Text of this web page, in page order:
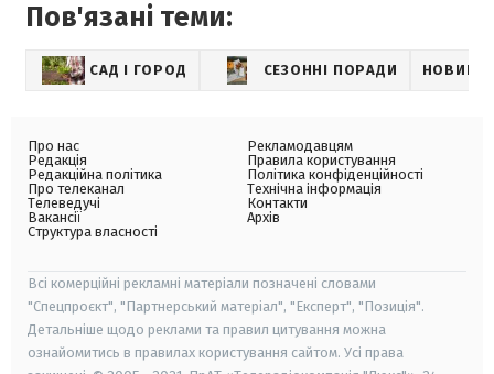
Пов'язані теми:
САД І ГОРОД СЕЗОННІ ПОРАДИ НОВИНИ
Про нас
Редакція
Редакційна політика
Про телеканал
Телеведучі
Вакансії
Структура власності
Рекламодавцям
Правила користування
Політика конфіденційності
Технічна інформація
Контакти
Архів
Всі комерційні рекламні матеріали позначені словами
"Спецпроєкт", "Партнерський матеріал", "Експерт", "Позиція".
Детальніше щодо реклами та правил цитування можна
ознайомитись в правилах користування сайтом. Усі права